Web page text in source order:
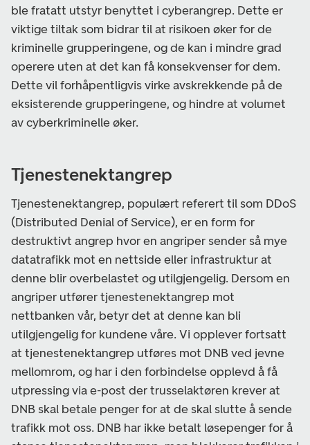
ble fratatt utstyr benyttet i cyberangrep. Dette er
viktige tiltak som bidrar til at risikoen øker for de
kriminelle grupperingene, og de kan i mindre grad
operere uten at det kan få konsekvenser for dem.
Dette vil forhåpentligvis virke avskrekkende på de
eksisterende grupperingene, og hindre at volumet
av cyberkriminelle øker.
Tjenestenektangrep
Tjenestenektangrep, populært referert til som DDoS
(Distributed Denial of Service), er en form for
destruktivt angrep hvor en angriper sender så mye
datatrafikk mot en nettside eller infrastruktur at
denne blir overbelastet og utilgjengelig. Dersom en
angriper utfører tjenestenektangrep mot
nettbanken vår, betyr det at denne kan bli
utilgjengelig for kundene våre. Vi opplever fortsatt
at tjenestenektangrep utføres mot DNB ved jevne
mellomrom, og har i den forbindelse opplevd å få
utpressing via e-post der trusselaktøren krever at
DNB skal betale penger for at de skal slutte å sende
trafikk mot oss. DNB har ikke betalt løsepenger for å